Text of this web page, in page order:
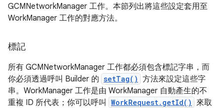
GCMNetworkManager 工作。本節列出將這些設定套用至
WorkManager 工作的對應方法。
標記
所有 GCMNetworkManager 工作都必須包含標記字串，而
你必須透過呼叫 Builder 的 setTag() 方法來設定這些字
串。WorkManager 工作是由 WorkManager 自動產生的不
重複 ID 所代表；你可以呼叫
WorkRequest.getId() 來取